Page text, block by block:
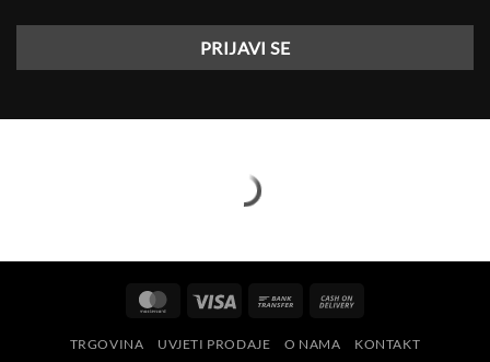
MasterCardVisa
Bank
Delivery
TRGOVINA UVJETI PRODAJE O NAMA KONTAKT